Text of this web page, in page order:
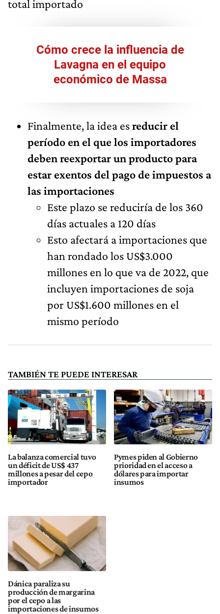
total importado
Cómo crece la influencia de
Lavagna en el equipo
económico de Massa
Finalmente, la idea esreducir el
período en el que los importadores
deben reexportar un producto para
estar exentos del pago de impuestos a
las importaciones
Este plazo se reduciría de los 360
días actuales a 120 días
Esto afectará a importaciones que
han rondado los US$3.000
millones en lo que va de 2022, que
incluyen importaciones de soja
por US$1.600 millones en el
mismo período
TAMBIÉN TE PUEDE INTERESAR
La balanza comercial tuvo
un déficit de US$ 437
millones a pesar del cepo
importador
Pymes piden al Gobierno
prioridad en el acceso a
dólares para importar
insumos
Dánica paraliza su
producción de margarina
por el cepo a las
importaciones de insumos